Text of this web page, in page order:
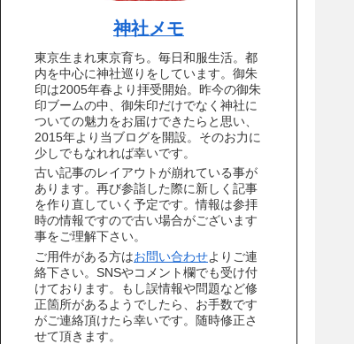
神社メモ
東京生まれ東京育ち。毎日和服生活。都
内を中心に神社巡りをしています。御朱
印は2005年春より拝受開始。昨今の御朱
印ブームの中、御朱印だけでなく神社に
ついての魅力をお届けできたらと思い、
2015年より当ブログを開設。そのお力に
少しでもなれれば幸いです。
古い記事のレイアウトが崩れている事が
あります。再び参詣した際に新しく記事
を作り直していく予定です。情報は参拝
時の情報ですので古い場合がございます
事をご理解下さい。
ご用件がある方はお問い合わせよりご連
絡下さい。SNSやコメント欄でも受け付
けております。もし誤情報や問題など修
正箇所があるようでしたら、お手数です
がご連絡頂けたら幸いです。随時修正さ
せて頂きます。